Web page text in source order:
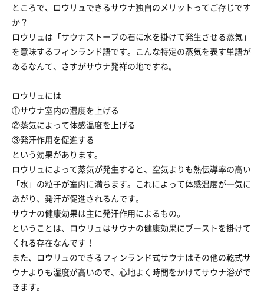
ところで、ロウリュできるサウナ独自のメリットってご存じです
か？
ロウリュは「サウナストーブの石に水を掛けて発生させる蒸気」
を意味するフィンランド語です。こんな特定の蒸気を表す単語が
あるなんて、さすがサウナ発祥の地ですね。
ロウリュには
①サウナ室内の湿度を上げる
②蒸気によって体感温度を上げる
③発汗作用を促進する
という効果があります。
ロウリュによって蒸気が発生すると、空気よりも熱伝導率の高い
「水」の粒子が室内に満ちます。これによって体感温度が一気に
あがり、発汗が促進されるんです。
サウナの健康効果は主に発汗作用によるもの。
ということは、ロウリュはサウナの健康効果にブーストを掛けて
くれる存在なんです！
また、ロウリュのできるフィンランド式サウナはその他の乾式サ
ウナよりも湿度が高いので、心地よく時間をかけてサウナ浴がで
きます。